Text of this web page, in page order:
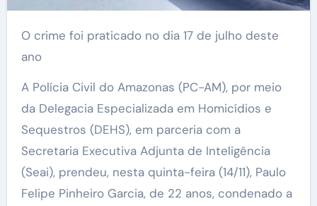
O crime foi praticado no dia 17 de julho deste
ano
A Polícia Civil do Amazonas (PC-AM), por meio
da Delegacia Especializada em Homicídios e
Sequestros (DEHS), em parceria com a
Secretaria Executiva Adjunta de Inteligência
(Seai), prendeu, nesta quinta-feira (14/11), Paulo
Felipe Pinheiro Garcia, de 22 anos, condenado a